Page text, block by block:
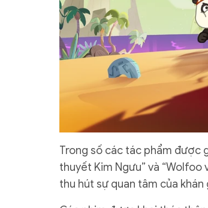
Trong số các tác phẩm được
thuyết Kim Ngưu” và
thu hút sự quan tâm của